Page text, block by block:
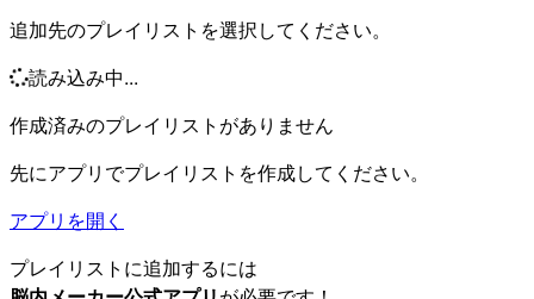
追加先のプレイリストを選択してください。
読み込み中...
作成済みのプレイリストがありません
先にアプリでプレイリストを作成してください。
アプリを開く
プレイリストに追加するには